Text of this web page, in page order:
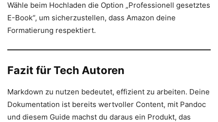
Wähle beim Hochladen die Option „Professionell gesetztes
E-Book“, um sicherzustellen, dass Amazon deine
Formatierung respektiert.
Fazit für Tech Autoren
Markdown zu nutzen bedeutet, effizient zu arbeiten. Deine
Dokumentation ist bereits wertvoller Content, mit Pandoc
und diesem Guide machst du daraus ein Produkt, das